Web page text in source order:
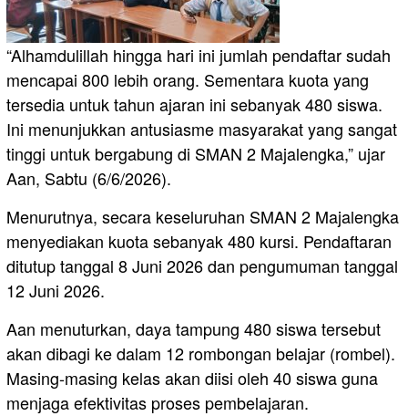
“Alhamdulillah hingga hari ini jumlah pendaftar sudah
mencapai 800 lebih orang. Sementara kuota yang
tersedia untuk tahun ajaran ini sebanyak 480 siswa.
Ini menunjukkan antusiasme masyarakat yang sangat
tinggi untuk bergabung di SMAN 2 Majalengka,” ujar
Aan, Sabtu (6/6/2026).
Menurutnya, secara keseluruhan SMAN 2 Majalengka
menyediakan kuota sebanyak 480 kursi. Pendaftaran
ditutup tanggal 8 Juni 2026 dan pengumuman tanggal
12 Juni 2026.
Aan menuturkan, daya tampung 480 siswa tersebut
akan dibagi ke dalam 12 rombongan belajar (rombel).
Masing-masing kelas akan diisi oleh 40 siswa guna
menjaga efektivitas proses pembelajaran.